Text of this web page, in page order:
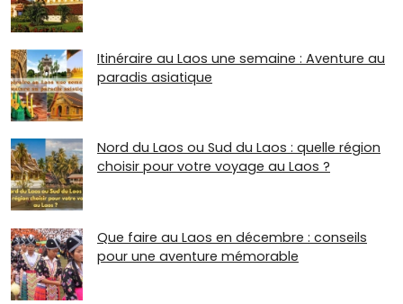
Itinéraire au Laos une semaine : Aventure au
paradis asiatique
Nord du Laos ou Sud du Laos : quelle région
choisir pour votre voyage au Laos ?
Que faire au Laos en décembre : conseils
pour une aventure mémorable